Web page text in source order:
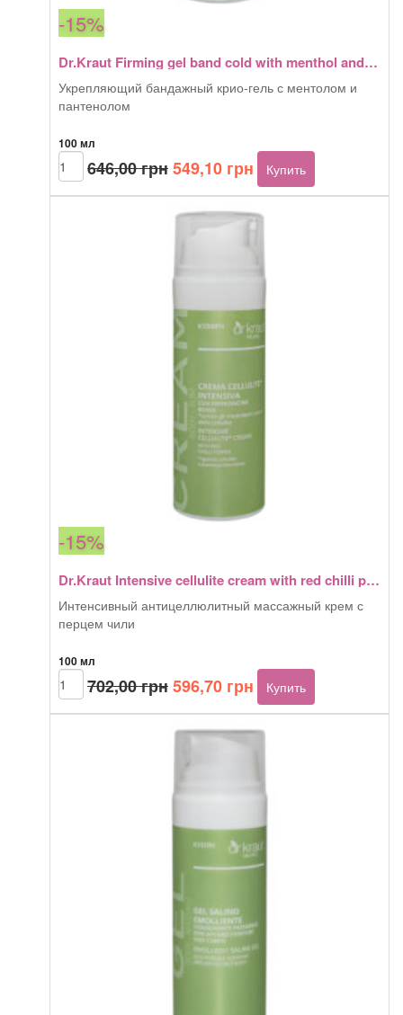
-15%
Dr.Kraut Firming gel band cold with menthol and panthenol 100 мл
Укрепляющий бандажный крио-гель с ментолом и
пантенолом
100 мл
646,00грн Первоначальная
цена
составляла
646,00 грн.
549,10 грнТекущая
цена:
Количество
товара
Dr.Kraut
Купить
-15%
Dr.Kraut Intensive cellulite cream with red chilli pepper 100 мл
Интенсивный антицеллюлитный массажный крем с
перцем чили
100 мл
702,00грн Первоначальная
цена
составляла
702,00 грн.
596,70 грнТекущая
цена:
596,70 грн.
Количество
товара
Dr.Kraut
Купить